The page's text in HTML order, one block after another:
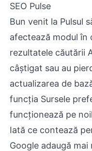
SEO Pulse
Bun venit la Pulsul
afectează modul în
rezultatele căutării
câștigat sau au
actualizarea de
funcția Sursele
funcționează pe
Iată ce contează
Google adaugă